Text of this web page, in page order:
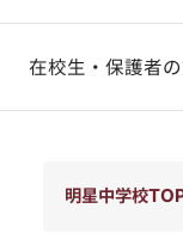
在校生・保護者
明星中学校